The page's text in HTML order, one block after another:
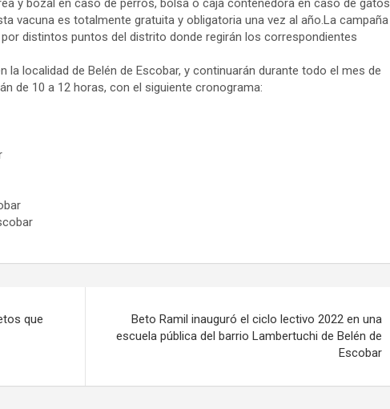
vacuna es totalmente gratuita y obligatoria una vez al año.La campaña
distintos puntos del distrito donde regirán los correspondientes
localidad de Belén de Escobar, y continuarán durante todo el mes de
de 10 a 12 horas, con el siguiente cronograma:
que
Beto Ramil inauguró el ciclo lectivo 2022 en una
escuela pública del barrio Lambertuchi de Belén de
Escobar